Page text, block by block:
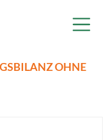
OHNE